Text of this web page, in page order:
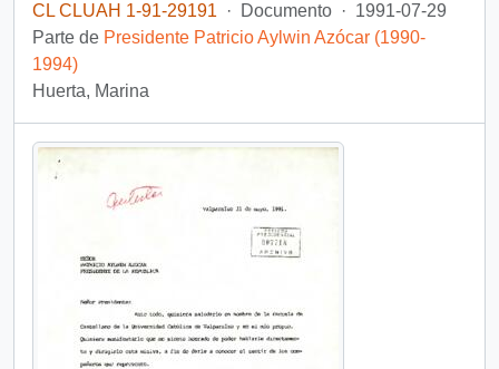
CL CLUAH 1-91-29191
· Documento · 1991-07-29
Parte de Presidente Patricio Aylwin Azócar (1990-
1994)
Huerta, Marina